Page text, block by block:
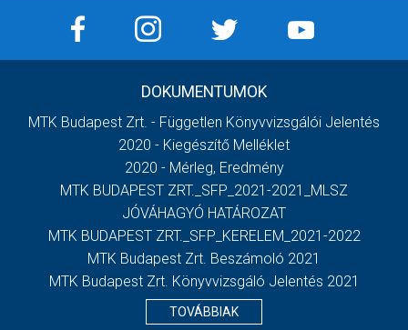
DOKUMENTUMOK
MTK Budapest Zrt. - Független Könyvvizsgálói Jelentés
2020 - Kiegészítő Melléklet
2020 - Mérleg, Eredmény
MTK BUDAPEST ZRT._SFP_2021-2021_MLSZ
JÓVÁHAGYÓ HATÁROZAT
MTK BUDAPEST ZRT._SFP_KERELEM_2021-2022
MTK Budapest Zrt. Beszámoló 2021
MTK Budapest Zrt. Könyvvizsgáló Jelentés 2021
TOVÁBBIAK